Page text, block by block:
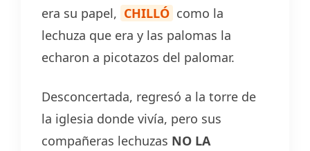
era su papel, CHILLÓ como la
lechuza que era y las palomas la
echaron a picotazos del palomar.
Desconcertada, regresó a la torre de
la iglesia donde vivía, pero sus
compañeras lechuzas NO LA